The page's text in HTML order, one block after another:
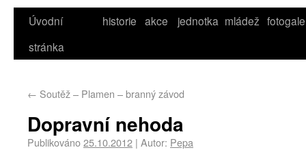
Úvodní
stránka
historie akce jednotka mládež
← Soutěž – Plamen – branný závod
Dopravní nehoda
Publikováno25.10.2012 | Autor: Pepa